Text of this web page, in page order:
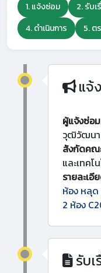
1. แจ้งซ่อม 2. รับเ
4. ดำเนินการ
5. ต
แจ้
ผู้แจ้งซ่อ
วุฒิวัฒนา
สังกัดคณ
และเทคโ
รายละเอี
ห้อง หลุด
2 ห้อง
รับ